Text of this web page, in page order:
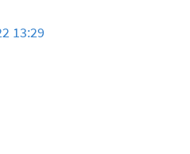
13:29